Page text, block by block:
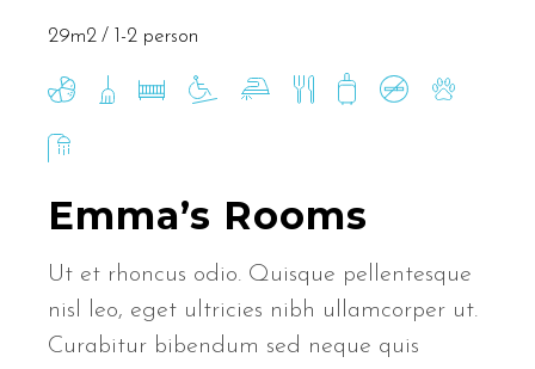
Emma’s Rooms
Ut et rhoncus odio. Quisque pellentesque
nisl leo, eget ultricies nibh ullamcorper ut.
Curabitur bibendum sed neque quis
29m2 1-2 person